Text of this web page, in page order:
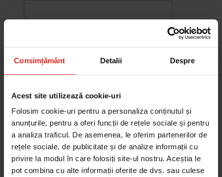
Consimțământ Detalii Despre
Acest site utilizează cookie-uri
Folosim cookie-uri pentru a personaliza conținutul și
anunțurile, pentru a oferi funcții de rețele sociale și pentru
a analiza traficul. De asemenea, le oferim partenerilor de
rețele sociale, de publicitate și de analize informații cu
privire la modul în care folosiți site-ul nostru. Aceștia le
pot combina cu alte informații oferite de dvs. sau culese
-10%
Chiuveta Maris MRG 610-60
was 2.580,20 RON Pret special 2.322,18 RON